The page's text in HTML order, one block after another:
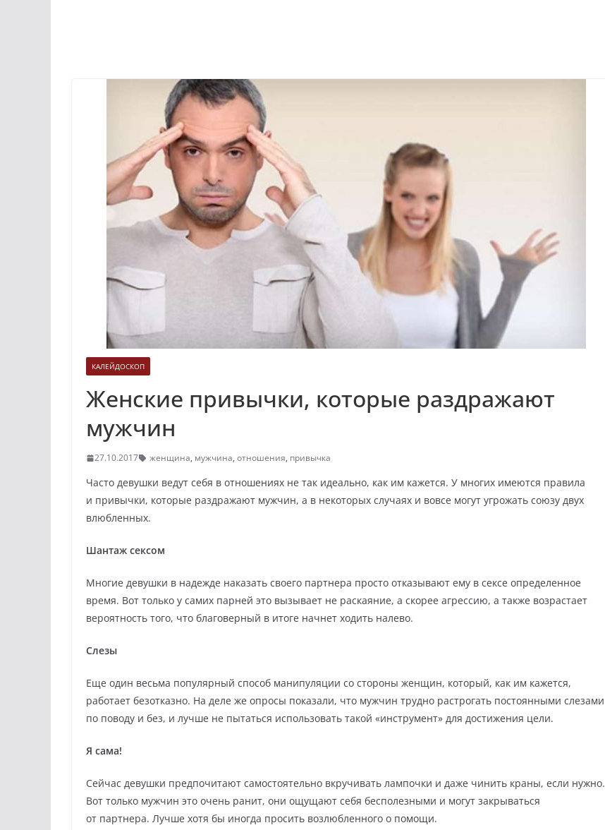
КАЛЕЙДОСКОП
Женские привычки, которые раздражают
мужчин
27.10.2017 женщина, мужчина, отношения, привычка
Часто девушки ведут себя в отношениях не так идеально, как им кажется. У многих имеются правила
и привычки, которые раздражают мужчин, а в некоторых случаях и вовсе могут угрожать союзу двух
влюбленных.
Шантаж сексом
Многие девушки в надежде наказать своего партнера просто отказывают ему в сексе определенное
время. Вот только у самих парней это вызывает не раскаяние, а скорее агрессию, а также возрастает
вероятность того, что благоверный в итоге начнет ходить налево.
Слезы
Еще один весьма популярный способ манипуляции со стороны женщин, который, как им кажется,
работает безотказно. На деле же опросы показали, что мужчин трудно растрогать постоянными слезами
по поводу и без, и лучше не пытаться использовать такой «инструмент» для достижения цели.
Я сама!
Сейчас девушки предпочитают самостоятельно вкручивать лампочки и даже чинить краны, если нужно.
Вот только мужчин это очень ранит, они ощущают себя бесполезными и могут закрываться
от партнера. Лучше хотя бы иногда просить возлюбленного о помощи.